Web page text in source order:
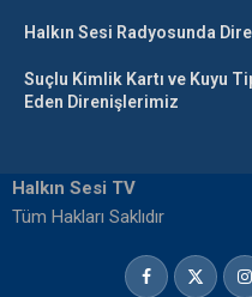
Halkın Sesi Radyosunda
Suçlu Kimlik Kartı ve Kuyu
Eden Direnişlerimiz
Halkın Sesi TV
Tüm Hakları Saklıdır